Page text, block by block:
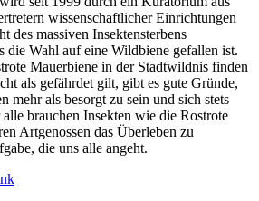
wissenschaftlicher Einrichtungen
des massiven Insektensterbens
die Wahl auf eine Wildbiene gefallen ist.
Mauerbiene in der Stadtwildnis finden
als gefährdet gilt, gibt es gute Gründe,
mehr als besorgt zu sein und sich stets
brauchen Insekten wie die Rostrote
Artgenossen das Überleben zu
die uns alle angeht.